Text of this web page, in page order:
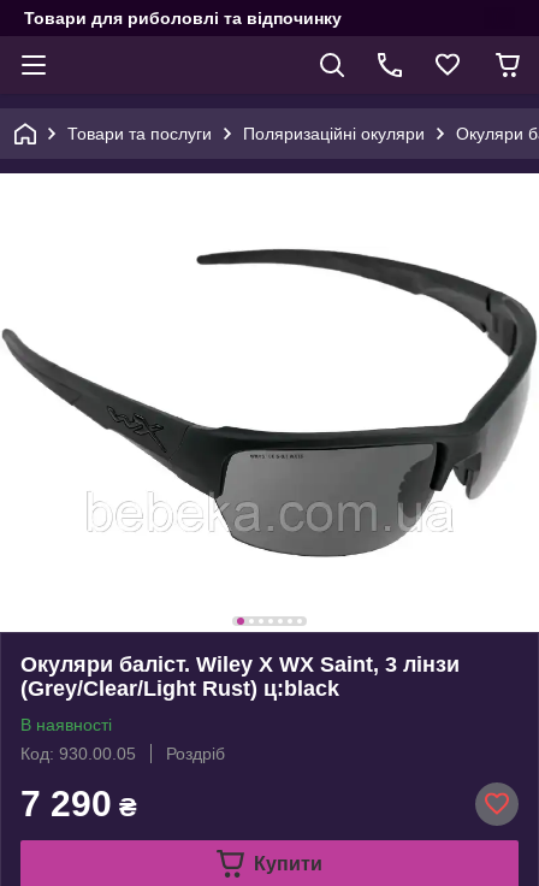
Товари для риболовлі та відпочинку
Товари та послуги Поляризаційні окуляри Окуляри
Окуляри баліст. Wiley X WX Saint, 3 лінзи
(Grey/Clear/Light Rust) ц:black
В наявності
Код: 930.00.05
Роздріб
7 290 ₴
Купити